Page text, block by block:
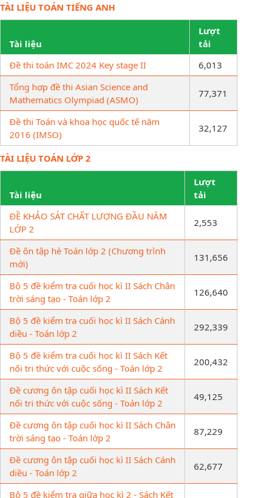
TÀI LIỆU TOÁN TIẾNG ANH
Tài liệu
Lượt
tải
Đề thi toán IMC 2024 Key stage II
6,013
Tổng hợp đề thi Asian Science and
Mathematics Olympiad (ASMO)
77,371
Đề thi Toán và khoa học quốc tế năm
2016 (IMSO)
32,127
TÀI LIỆU TOÁN LỚP 2
Tài liệu
Lượt
tải
ĐỀ KHẢO SÁT CHẤT LƯỢNG ĐẦU NĂM
LỚP 2
2,553
Đề ôn tập hè Toán lớp 2 (Chương trình
mới)
131,656
Bộ 5 đề kiểm tra cuối học kì II Sách Chân
trời sáng tạo - Toán lớp 2
126,640
Bộ 5 đề kiểm tra cuối học kì II Sách Cánh
diều - Toán lớp 2
292,339
Bộ 5 đề kiểm tra cuối học kì II Sách Kết
nối tri thức với cuộc sống - Toán lớp 2
200,432
Đề cương ôn tập cuối học kì II Sách Kết
nối tri thức với cuộc sống - Toán lớp 2
49,125
Đề cương ôn tập cuối học kì II Sách Chân
trời sáng tạo - Toán lớp 2
87,229
Đề cương ôn tập cuối học kì II Sách Cánh
diều - Toán lớp 2
62,677
Bộ 5 đề kiểm tra giữa học kì 2 - Sách Kết